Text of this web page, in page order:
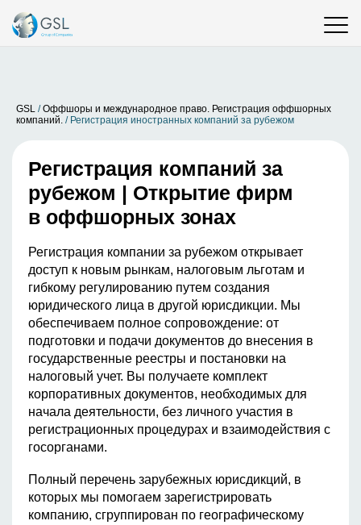
GSL /Оффшоры и международное право. Регистрация оффшорных
компаний. / Регистрация иностранных компаний за рубежом
Регистрация компаний за
рубежом | Открытие фирм
в оффшорных зонах
Регистрация компании за рубежом открывает
доступ к новым рынкам, налоговым льготам и
гибкому регулированию путем создания
юридического лица в другой юрисдикции. Мы
обеспечиваем полное сопровождение: от
подготовки и подачи документов до внесения в
государственные реестры и постановки на
налоговый учет. Вы получаете комплект
корпоративных документов, необходимых для
начала деятельности, без личного участия в
регистрационных процедурах и взаимодействия с
госорганами.
Полный перечень зарубежных юрисдикций, в
которых мы помогаем зарегистрировать
компанию, сгруппирован по географическому